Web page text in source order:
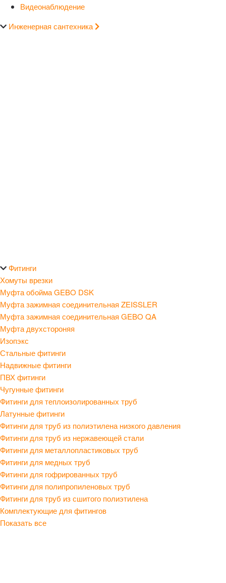
Видеонаблюдение
Инженерная сантехника
Фитинги
Хомуты врезки
Муфта обойма GEBO DSK
Муфта зажимная соединительная ZEISSLER
Муфта зажимная соединительная GEBO QA
Муфта двухстороняя
Изопэкс
Стальные фитинги
Надвижные фитинги
ПВХ фитинги
Чугунные фитинги
Фитинги для теплоизолированных труб
Латунные фитинги
Фитинги для труб из полиэтилена низкого давления
Фитинги для труб из нержавеющей стали
Фитинги для металлопластиковых труб
Фитинги для медных труб
Фитинги для гофрированных труб
Фитинги для полипропиленовых труб
Фитинги для труб из сшитого полиэтилена
Комплектующие для фитингов
Показать все